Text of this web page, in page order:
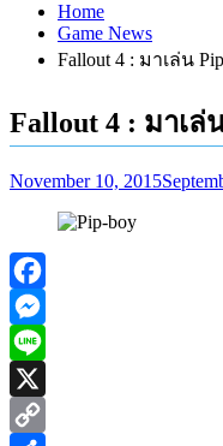
Home
Game News
Fallout 4 : มาเล่น
Fallout 4 : มาเล่
November 10, 2015
Facebook
Messenger
Line
X